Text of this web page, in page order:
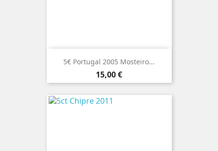
5€ Portugal 2005 Mosteiro...
Preço
15,00 €